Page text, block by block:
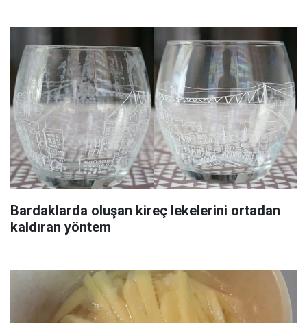
Bardaklarda oluşan kireç lekelerini ortadan
kaldıran yöntem